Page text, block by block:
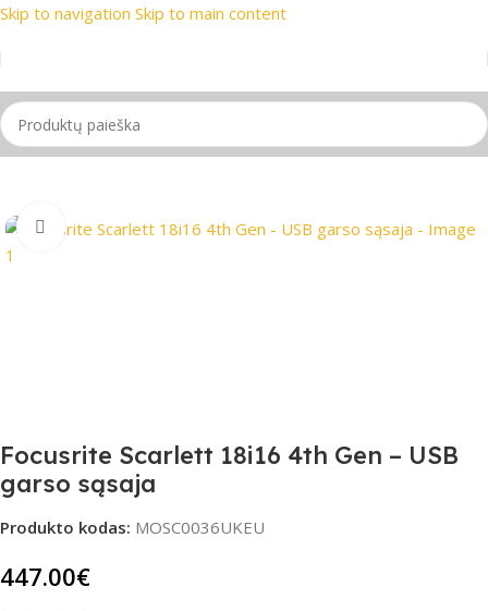
Skip to navigation Skip to main content
📦 Nemokamas
Pradžia/PRO Audio
Spustelėkite, jei norite padidinti
Focusrite Scarlett 18i16 4th Gen – USB
garso sąsaja
Produkto kodas: MOSC0036UKEU
447.00€